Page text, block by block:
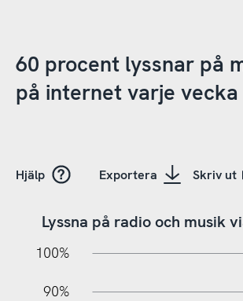
60 procent lyssnar på
på internet varje vecka
Hjälp Exportera Skriv ut
Lyssna på radio och musik
100%
90%